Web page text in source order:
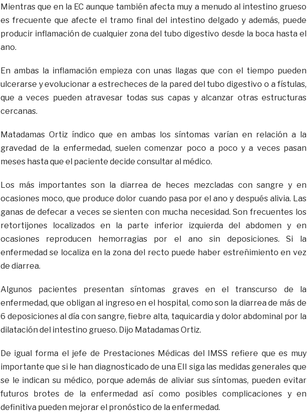
Mientras que en la EC aunque también afecta muy a menudo al intestino grueso
es frecuente que afecte el tramo final del intestino delgado y además, puede
producir inflamación de cualquier zona del tubo digestivo desde la boca hasta el
ano.
En ambas la inflamación empieza con unas llagas que con el tiempo pueden
ulcerarse y evolucionar a estrecheces de la pared del tubo digestivo o a fístulas,
que a veces pueden atravesar todas sus capas y alcanzar otras estructuras
cercanas.
Matadamas Ortiz índico que en ambas los síntomas varían en relación a la
gravedad de la enfermedad, suelen comenzar poco a poco y a veces pasan
meses hasta que el paciente decide consultar al médico.
Los más importantes son la diarrea de heces mezcladas con sangre y en
ocasiones moco, que produce dolor cuando pasa por el ano y después alivia. Las
ganas de defecar a veces se sienten con mucha necesidad. Son frecuentes los
retortijones localizados en la parte inferior izquierda del abdomen y en
ocasiones reproducen hemorragias por el ano sin deposiciones. Si la
enfermedad se localiza en la zona del recto puede haber estreñimiento en vez
de diarrea.
Algunos pacientes presentan síntomas graves en el transcurso de la
enfermedad, que obligan al ingreso en el hospital, como son la diarrea de más de
6 deposiciones al día con sangre, fiebre alta, taquicardia y dolor abdominal por la
dilatación del intestino grueso. Dijo Matadamas Ortiz.
De igual forma el jefe de Prestaciones Médicas del IMSS refiere que es muy
importante que si le han diagnosticado de una EII siga las medidas generales que
se le indican su médico, porque además de aliviar sus síntomas, pueden evitar
futuros brotes de la enfermedad así como posibles complicaciones y en
definitiva pueden mejorar el pronóstico de la enfermedad.